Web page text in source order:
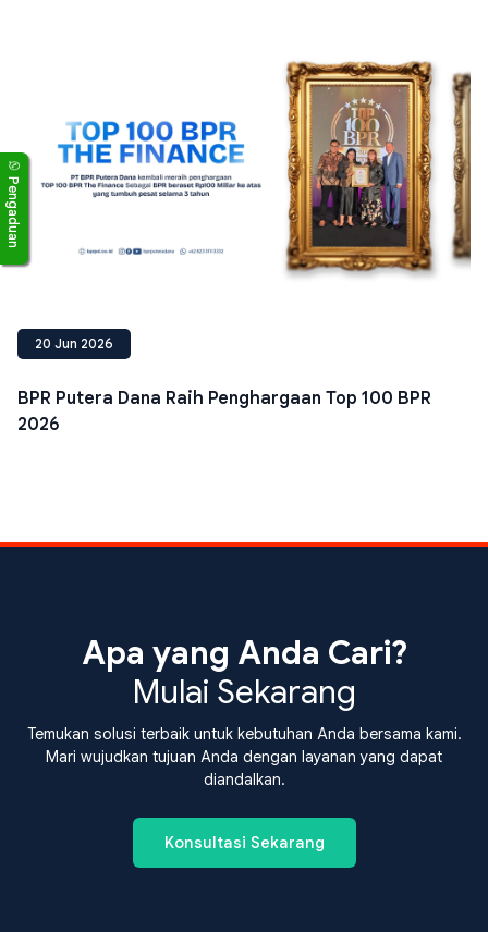
20 Jun 2026
BPR Putera Dana Raih Penghargaan Top 100 BPR
2026
Pengaduan
Apa yang Anda Cari?
Mulai Sekarang
Temukan solusi terbaik untuk kebutuhan Anda bersama kami.
Mari wujudkan tujuan Anda dengan layanan yang dapat
diandalkan.
Konsultasi Sekarang